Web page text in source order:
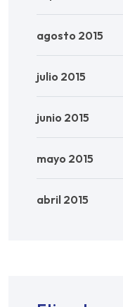
agosto 2015
julio 2015
junio 2015
mayo 2015
abril 2015